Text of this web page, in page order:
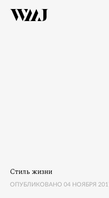
Стиль жизни
ОПУБЛИКОВАНО 04 НОЯБРЯ